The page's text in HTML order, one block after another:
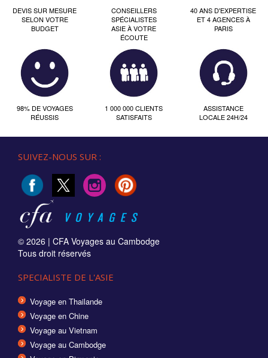
DEVIS SUR MESURE
SELON VOTRE
BUDGET
CONSEILLERS
SPÉCIALISTES
ASIE À VOTRE
ÉCOUTE
40 ANS D'EXPERTISE
ET 4 AGENCES À
PARIS
98% DE VOYAGES
RÉUSSIS
1 000 000 CLIENTS
SATISFAITS
ASSISTANCE
LOCALE 24H/24
SUIVEZ-NOUS SUR :
© 2026 | CFA Voyages au Cambodge
Tous droit réservés
SPECIALISTE DE L'ASIE
Voyage en Thailande
Voyage en Chine
Voyage au Vietnam
Voyage au Cambodge